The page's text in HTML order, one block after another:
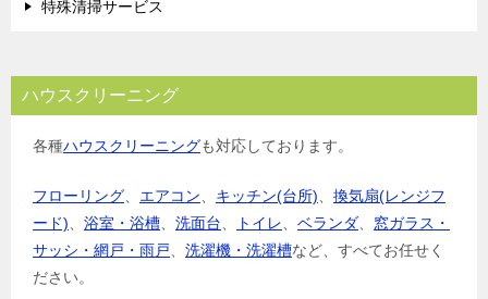
特殊清掃サービス
ハウスクリーニング
各種ハウスクリーニングも対応しております。
フローリング エアコン キッチン(台所)
換気扇(レンジフ
ード)
浴室・浴槽 洗面台 トイレ ベランダ
窓ガラス・
サッシ・網戸・雨戸
洗濯機・洗濯槽など、すべてお任せく
ださい。